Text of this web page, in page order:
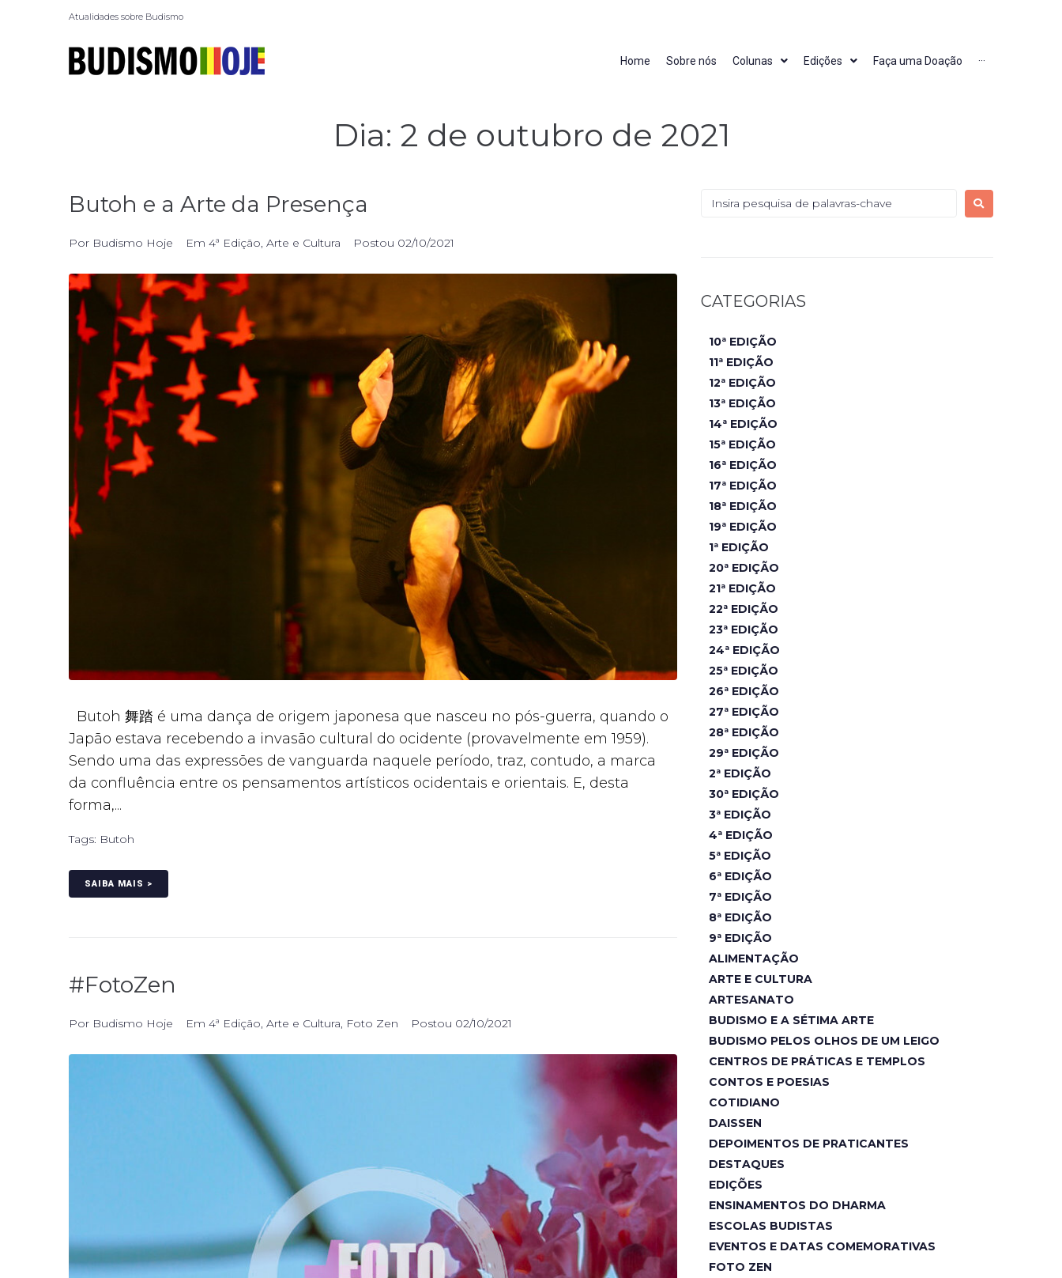
Atualidades sobre Budismo
Home Sobre nós Colunas Edições Faça uma Doação ···
Dia: 2 de outubro de 2021
Butoh e a Arte da Presença
Por Budismo Hoje Em 4ª Edição, Arte e Cultura Postou 02/10/2021
Butoh 舞踏 é uma dança de origem japonesa que nasceu no pós-guerra, quando o
Japão estava recebendo a invasão cultural do ocidente (provavelmente em 1959).
Sendo uma das expressões de vanguarda naquele período, traz, contudo, a marca
da confluência entre os pensamentos artísticos ocidentais e orientais. E, desta
forma,...
Tags: Butoh
SAIBA MAIS >
#FotoZen
Por Budismo Hoje Em 4ª Edição, Arte e Cultura, Foto Zen Postou 02/10/2021
CATEGORIAS
10ª EDIÇÃO
11ª EDIÇÃO
12ª EDIÇÃO
13ª EDIÇÃO
14ª EDIÇÃO
15ª EDIÇÃO
16ª EDIÇÃO
17ª EDIÇÃO
18ª EDIÇÃO
19ª EDIÇÃO
1ª EDIÇÃO
20ª EDIÇÃO
21ª EDIÇÃO
22ª EDIÇÃO
23ª EDIÇÃO
24ª EDIÇÃO
25ª EDIÇÃO
26ª EDIÇÃO
27ª EDIÇÃO
28ª EDIÇÃO
29ª EDIÇÃO
2ª EDIÇÃO
30ª EDIÇÃO
3ª EDIÇÃO
4ª EDIÇÃO
5ª EDIÇÃO
6ª EDIÇÃO
7ª EDIÇÃO
8ª EDIÇÃO
9ª EDIÇÃO
ALIMENTAÇÃO
ARTE E CULTURA
ARTESANATO
BUDISMO E A SÉTIMA ARTE
BUDISMO PELOS OLHOS DE UM LEIGO
CENTROS DE PRÁTICAS E TEMPLOS
CONTOS E POESIAS
COTIDIANO
DAISSEN
DEPOIMENTOS DE PRATICANTES
DESTAQUES
EDIÇÕES
ENSINAMENTOS DO DHARMA
ESCOLAS BUDISTAS
EVENTOS E DATAS COMEMORATIVAS
FOTO ZEN